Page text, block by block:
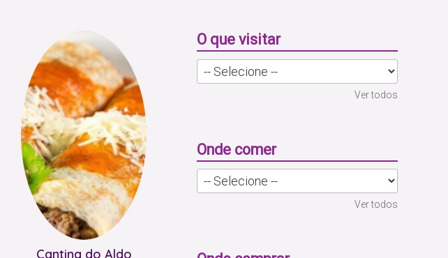
Cantina do Aldo
O que visitar
Ver todos
Onde comer
Ver todos